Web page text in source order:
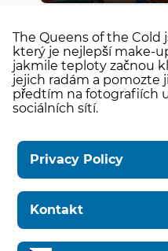
The Queens of the Cold
který je nejlepší make-
jakmile teploty začnou
jejich radám a pomozte
předtím na fotografiích
sociálních sítí.
Privacy Policy
Kontakt